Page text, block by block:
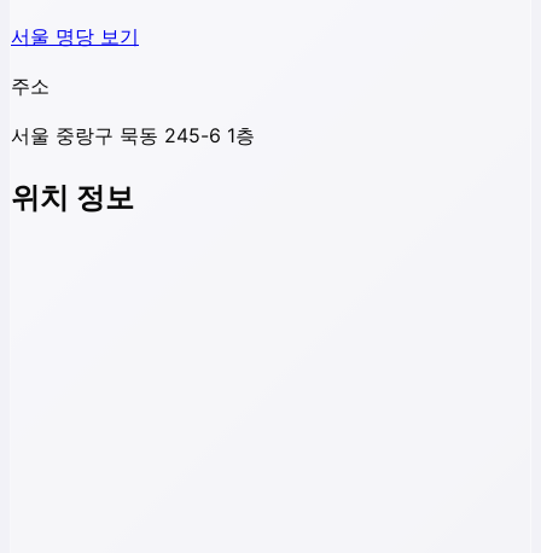
서울 명당 보기
주소
서울 중랑구 묵동 245-6 1층
위치 정보